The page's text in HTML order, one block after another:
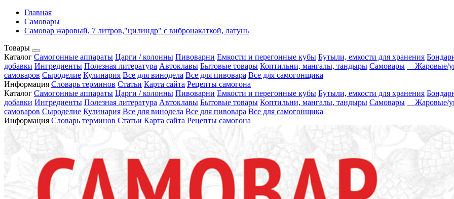
Главная
Самовары
Самовар жаровый, 7 литров,"цилиндр" с вибронакаткой, латунь
Товары
Каталог Самогонные аппараты Царги / колонны Пивоварни Емкости и перегонные кубы Бутыли, емкости для хранения
добавки Ингредиенты Полезная литература Автоклавы Бытовые товары Коптильни, мангалы, тандыры Самовары
Жаровые/
самоваров Сыроделие Кулинария Все для винодела Все для пивовара Все для самогонщика
Информация Словарь терминов Статьи Карта сайта Рецепты самогона
Каталог Самогонные аппараты Царги / колонны Пивоварни Емкости и перегонные кубы Бутыли, емкости для хранения
добавки Ингредиенты Полезная литература Автоклавы Бытовые товары Коптильни, мангалы, тандыры Самовары
Жаровые/
самоваров Сыроделие Кулинария Все для винодела Все для пивовара Все для самогонщика
Информация Словарь терминов Статьи Карта сайта Рецепты самогона